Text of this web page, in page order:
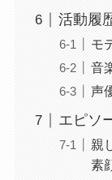
活動履
モ
音
声
エピソ
親
素